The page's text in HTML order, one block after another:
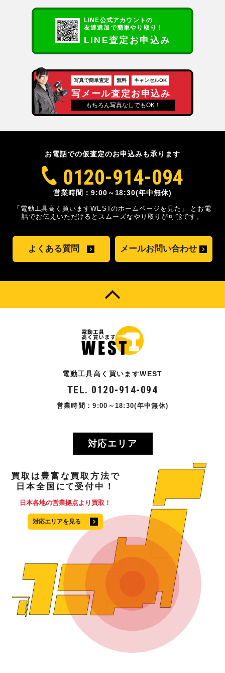
LINE公式アカウントの
友達追加で簡単やり取り！
LINE査定お申込み
写真で簡単査定 無料 キャンセルOK
写メール査定お申込み
もちろん写真なしでもOK！
お電話での仮査定のお申込みも承ります
0120-914-094
営業時間：9:00～18:30(年中無休)
「電動工具高く買いますWESTのホームページを見た」
とお電
話でお伝えいただけるとスムーズなやり取りが可能です。
よくある質問 メールお問い合わせ
電動工具高く買いますWEST
TEL. 0120-914-094
営業時間：9:00～18:30(年中無休)
対応エリア
買取 は 豊富な買取方法で
日本全国 にて 受付中！
日本各地の営業拠点より買取！
対応エリアを見る